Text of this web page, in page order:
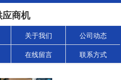
应商机
关于我们 公司动态
在线留言 联系方式